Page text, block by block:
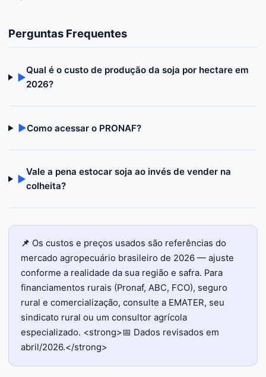
Perguntas Frequentes
▶
Qual é o custo de produção da soja por hectare em
2026?
▶Como acessar o PRONAF?
▶
Vale a pena estocar soja ao invés de vender na
colheita?
📌 Os custos e preços usados são referências do
mercado agropecuário brasileiro de 2026 — ajuste
conforme a realidade da sua região e safra. Para
financiamentos rurais (Pronaf, ABC, FCO), seguro
rural e comercialização, consulte a EMATER, seu
sindicato rural ou um consultor agrícola
especializado. <strong>📅 Dados revisados em
abril/2026.</strong>